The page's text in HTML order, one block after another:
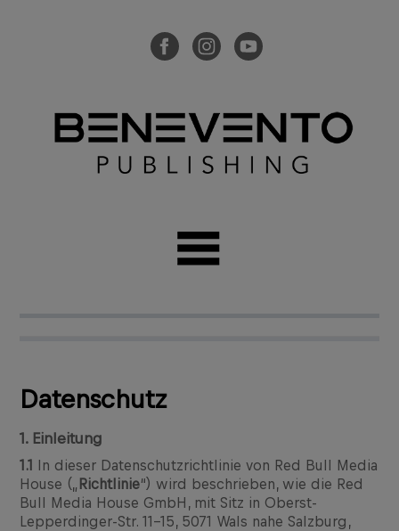
Datenschutz
1. Einleitung
1.1 In dieser Datenschutzrichtlinie von Red Bull Media
House („ Richtlinie“) wird beschrieben, wie die Red
Bull Media House GmbH, mit Sitz in Oberst-
Lepperdinger-Str. 11-15, 5071 Wals nahe Salzburg,